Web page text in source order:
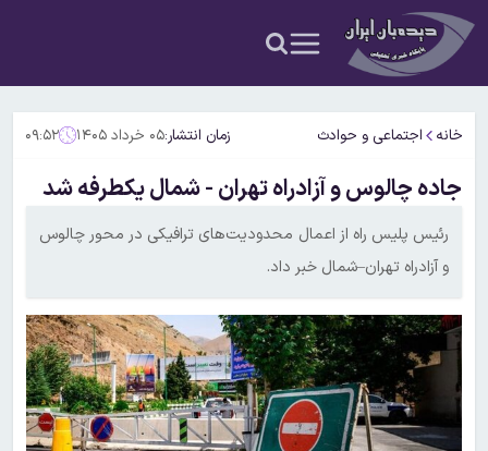
خانه اجتماعی و حوادث زمان انتشار:۰۵ خرداد ۱۴۰۵ ۰۹:۵۲
جاده چالوس و آزادراه تهران - شمال یکطرفه شد
رئیس پلیس راه از اعمال محدودیت‌های ترافیکی در محور چالوس
و آزادراه تهران–شمال خبر داد.